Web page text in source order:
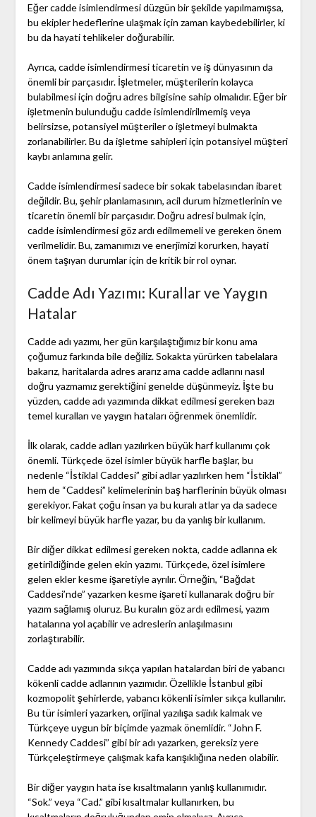
Eğer cadde isimlendirmesi düzgün bir şekilde yapılmamışsa,
bu ekipler hedeflerine ulaşmak için zaman kaybedebilirler, ki
bu da hayati tehlikeler doğurabilir.
Ayrıca, cadde isimlendirmesi ticaretin ve iş dünyasının da
önemli bir parçasıdır. İşletmeler, müşterilerin kolayca
bulabilmesi için doğru adres bilgisine sahip olmalıdır. Eğer bir
işletmenin bulunduğu cadde isimlendirilmemiş veya
belirsizse, potansiyel müşteriler o işletmeyi bulmakta
zorlanabilirler. Bu da işletme sahipleri için potansiyel müşteri
kaybı anlamına gelir.
Cadde isimlendirmesi sadece bir sokak tabelasından ibaret
değildir. Bu, şehir planlamasının, acil durum hizmetlerinin ve
ticaretin önemli bir parçasıdır. Doğru adresi bulmak için,
cadde isimlendirmesi göz ardı edilmemeli ve gereken önem
verilmelidir. Bu, zamanımızı ve enerjimizi korurken, hayati
önem taşıyan durumlar için de kritik bir rol oynar.
Cadde Adı Yazımı: Kurallar ve Yaygın
Hatalar
Cadde adı yazımı, her gün karşılaştığımız bir konu ama
çoğumuz farkında bile değiliz. Sokakta yürürken tabelalara
bakarız, haritalarda adres ararız ama cadde adlarını nasıl
doğru yazmamız gerektiğini genelde düşünmeyiz. İşte bu
yüzden, cadde adı yazımında dikkat edilmesi gereken bazı
temel kuralları ve yaygın hataları öğrenmek önemlidir.
İlk olarak, cadde adları yazılırken büyük harf kullanımı çok
önemli. Türkçede özel isimler büyük harfle başlar, bu
nedenle “İstiklal Caddesi” gibi adlar yazılırken hem “İstiklal”
hem de “Caddesi” kelimelerinin baş harflerinin büyük olması
gerekiyor. Fakat çoğu insan ya bu kuralı atlar ya da sadece
bir kelimeyi büyük harfle yazar, bu da yanlış bir kullanım.
Bir diğer dikkat edilmesi gereken nokta, cadde adlarına ek
getirildiğinde gelen ekin yazımı. Türkçede, özel isimlere
gelen ekler kesme işaretiyle ayrılır. Örneğin, “Bağdat
Caddesi’nde” yazarken kesme işareti kullanarak doğru bir
yazım sağlamış oluruz. Bu kuralın göz ardı edilmesi, yazım
hatalarına yol açabilir ve adreslerin anlaşılmasını
zorlaştırabilir.
Cadde adı yazımında sıkça yapılan hatalardan biri de yabancı
kökenli cadde adlarının yazımıdır. Özellikle İstanbul gibi
kozmopolit şehirlerde, yabancı kökenli isimler sıkça kullanılır.
Bu tür isimleri yazarken, orijinal yazılışa sadık kalmak ve
Türkçeye uygun bir biçimde yazmak önemlidir. “John F.
Kennedy Caddesi” gibi bir adı yazarken, gereksiz yere
Türkçeleştirmeye çalışmak kafa karışıklığına neden olabilir.
Bir diğer yaygın hata ise kısaltmaların yanlış kullanımıdır.
“Sok.” veya “Cad.” gibi kısaltmalar kullanırken, bu